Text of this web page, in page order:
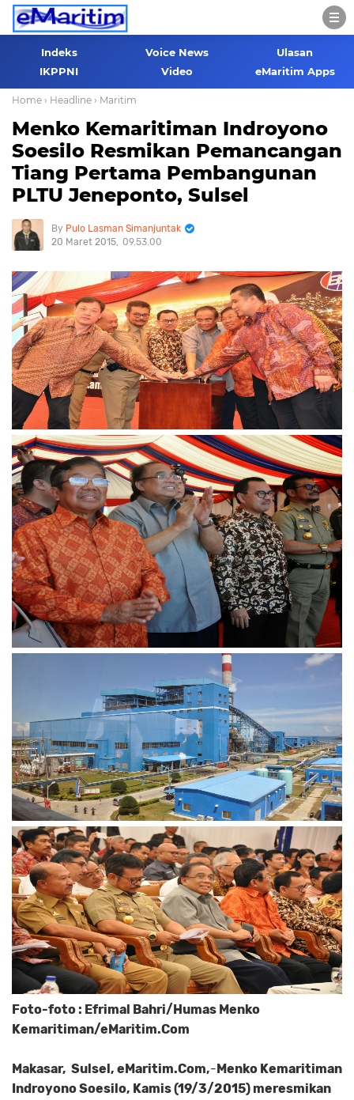
Indeks Voice News
Ulasan
IKPPNI
Video eMaritim Apps
Home › Headline › Maritim
Menko Kemaritiman Indroyono
Soesilo Resmikan Pemancangan
Tiang Pertama Pembangunan
PLTU Jeneponto, Sulsel
Pulo Lasman Simanjuntak
20 Maret 2015 09.53.00
Foto-foto : Efrimal Bahri/Humas Menko
Kemaritiman/eMaritim.Com
Makasar, Sulsel, eMaritim.Com,-Menko Kemaritiman
Indroyono Soesilo, Kamis (19/3/2015) meresmikan